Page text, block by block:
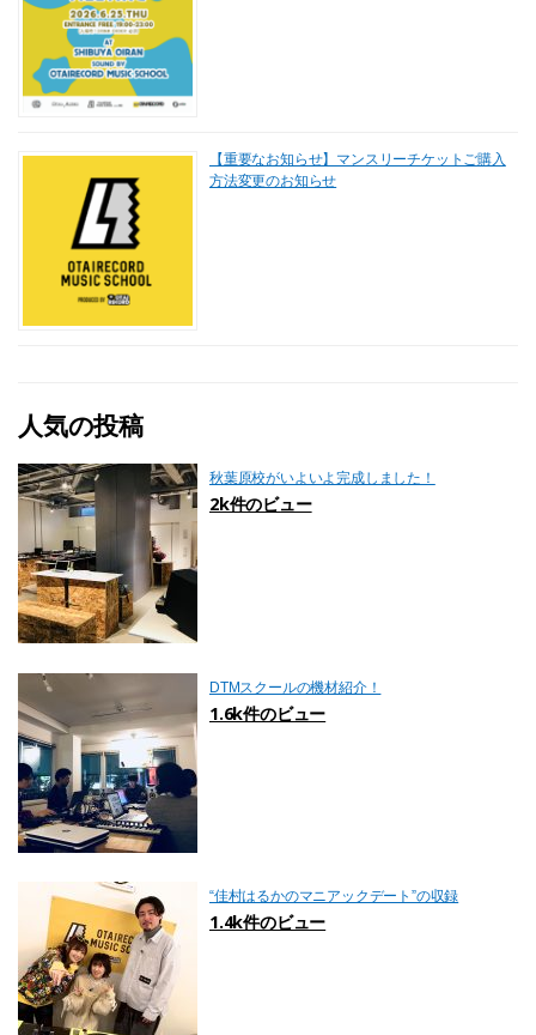
【重要なお知らせ】マンスリーチケットご購入
方法変更のお知らせ
人気の投稿
秋葉原校がいよいよ完成しました！
2k件のビュー
DTMスクールの機材紹介！
1.6k件のビュー
“佳村はるかのマニアックデート”の収録
1.4k件のビュー